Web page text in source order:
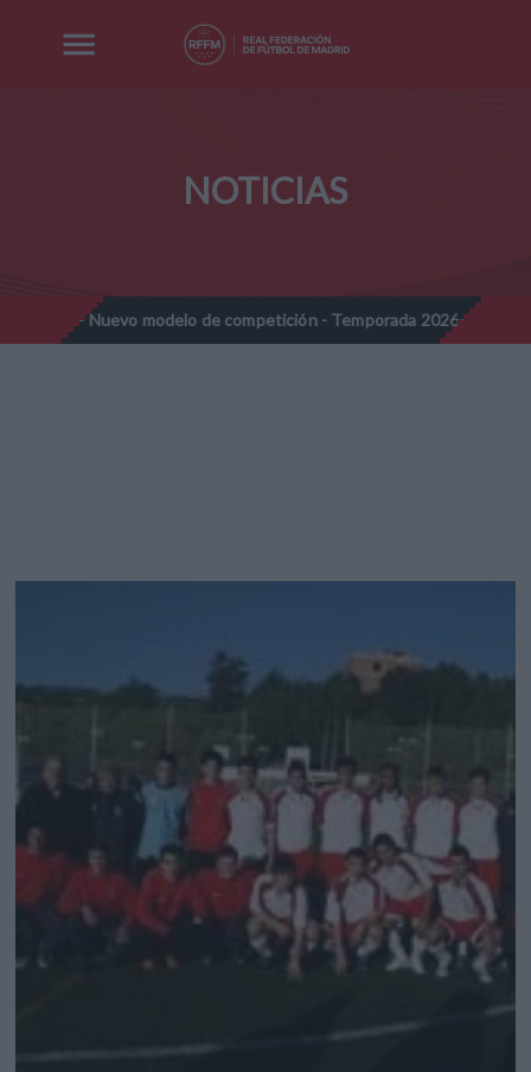
NOTICIAS
modelo de competición - Temporada 2026-2027 // Nota